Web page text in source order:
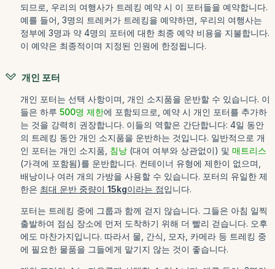
되므로, 우리의 여행사가 트레킹 예약 시 이 포터들을 예약합니다.
예를 들어, 3명의 트레커가 트레킹을 예약하면, 우리의 여행사는
정부에 3명과 약 4명의 포터에 대한 최종 예약 비용을 지불합니다.
이 예약은 최종적이며 지정된 인원에 한정됩니다.
개인 포터
개인 포터는 선택 사항이며, 개인 소지품을 운반할 수 있습니다. 이
들은 하루 500명 제한에 포함되므로, 예약 시 개인 포터를 추가하
는 것을 강력히 권장합니다. 이들의 역할은 간단합니다: 4일 동안
의 트레킹 동안 개인 소지품을 운반하는 것입니다. 일반적으로 개
인 포터는 개인 소지품, 침낭 (대여 여부와 상관없이) 및 매트리스
(가격에 포함됨)를 운반합니다. 컨테이너 유형에 제한이 없으며,
배낭이나 여러 개의 가방을 사용할 수 있습니다. 포터의 유일한 제
한은 최대 운반 중량이 15kg이라는 점입니다.
포터는 트레킹 중에 그룹과 함께 걷지 않습니다. 그들은 아침 일찍
출발하여 점심 장소에 먼저 도착하기 위해 더 빨리 걷습니다. 오후
에도 마찬가지입니다. 따라서 물, 간식, 모자, 카메라 등 트레킹 중
에 필요한 물품을 그들에게 맡기지 않는 것이 좋습니다.